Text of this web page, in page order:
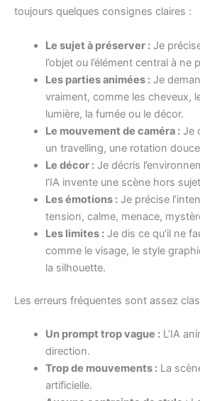
toujours quelques consignes claires :
Le sujet à préserver :Je
l’objet ou l’élément central à ne
Les parties animées :Je
vraiment, comme les cheveux,
lumière, la fumée ou le décor.
Le mouvement de caméra :Je
un travelling, une rotation
Le décor :Je décris
l’IA invente une scène hors
Les émotions :Je précise
tension, calme, menace,
Les limites :Je dis ce qu’il ne
comme le visage, le style
la silhouette.
Les erreurs fréquentes sont assez
Un prompt trop vague :L’IA
direction.
Trop de mouvements :La
artificielle.